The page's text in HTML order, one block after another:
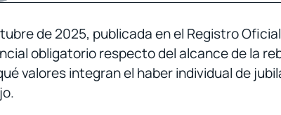
de 2025, publicada en el Registro
obligatorio respecto del alcance de la
valores integran el haber individual de